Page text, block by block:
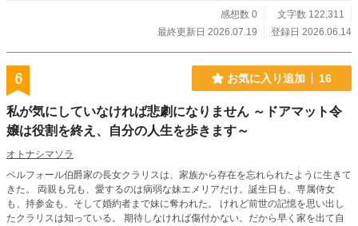
感想数 0
文字数 122,311
最終更新日 2026.07.19
登録日 2026.06.14
6 お気に入り追加 16
私が気にしていなければ悲劇になりません ～ドアマット令
嬢は役割を終え、自分の人生を歩きます～
オトナシマソラ
ベルフォール伯爵家の長女クラリスは、家族から存在を忘れられたように生きて
きた。 両親も兄も、愛するのは病弱な妹エメリアだけ。誕生日も、専属侍女
も、持参金も、そして婚約者まで妹に奪われた。 けれど前世の記憶を思い出し
たクラリスは知っている。 期待しなければ傷付かない。だから早く家を出て自